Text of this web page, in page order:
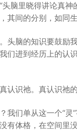
脑里晓得讲论真
其间的分别，如同生
头脑的知识要鼓励
们进到经历上的认
认识祂。真认识祂
我们单从这一个“
有体格，在空间里